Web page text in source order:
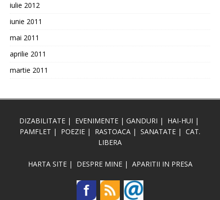
iulie 2012
iunie 2011
mai 2011
aprilie 2011
martie 2011
DIZABILITATE | EVENIMENTE | GANDURI | HAI-HUI |
PAMFLET | POEZIE | RASTOACA | SANATATE | CAT.
LIBERA
HARTA SITE| DESPRE MINE| APARITII IN PRESA